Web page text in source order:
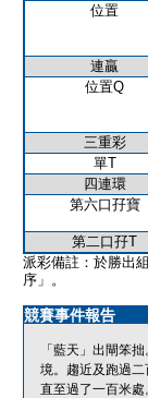
位置
連贏
位置Q
三重彩
單T
四連環
第六口孖寶
第二口孖T
派彩備註：於勝出
序」。
競賽事件報告
「藍天」出閘笨
境。趨近及跑過
直至過了一百米